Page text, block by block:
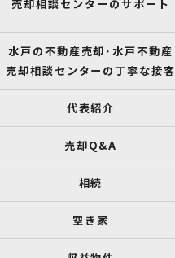
売却相談センターのサポート
水戸の不動産売却･水戸不動産
売却相談センターの丁寧な接客
代表紹介
売却Q&A
相続
空き家